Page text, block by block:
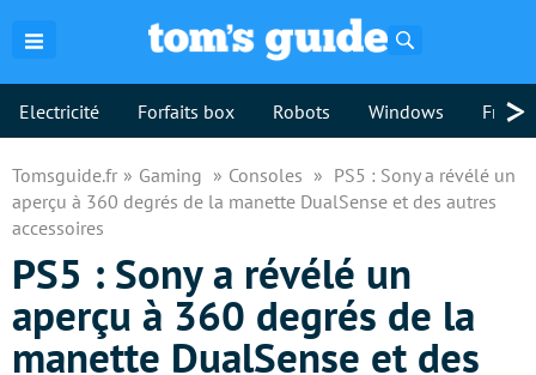
Electricité Forfaits box Robots Windows >
Tomsguide.fr Gaming Consoles
PS5 : Sony a révélé un
aperçu à 360 degrés de la manette DualSense et des autres
accessoires
PS5 : Sony a révélé un
aperçu à 360 degrés de la
manette DualSense et des